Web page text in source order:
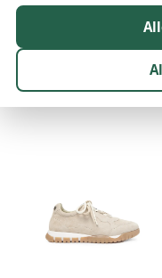
25 resultaten: